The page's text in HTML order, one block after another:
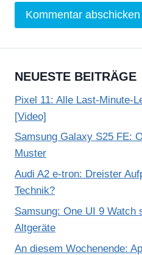
NEUESTE BEITRÄGE
Pixel 11: Alle Last-Minute-
[Video]
Samsung Galaxy S25 FE:
Muster
Audi A2 e-tron: Dreister
Technik?
Samsung: One UI 9 Watch
Altgeräte
An diesem Wochenende: